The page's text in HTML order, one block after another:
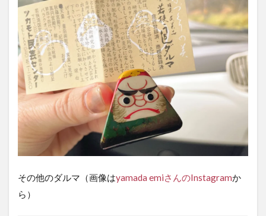
その他のダルマ（画像はyamada emiさんのInstagramか
ら）